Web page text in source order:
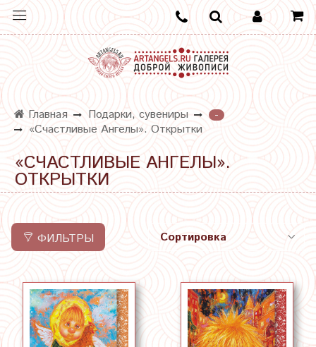
Главная Подарки, сувениры
-
«Счастливые Ангелы». Открытки
«СЧАСТЛИВЫЕ АНГЕЛЫ».
ОТКРЫТКИ
ФИЛЬТРЫ